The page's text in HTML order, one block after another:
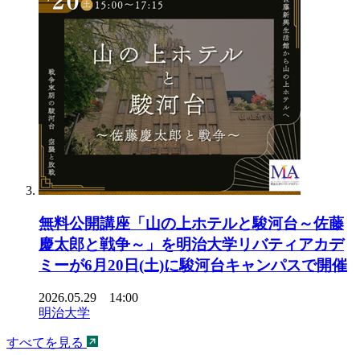
無料公開講座「山の上ホテルと駿河台～佐藤
慶太郎と戦争～」を明治大学リバティアカデ
ミーが6月20日(土)に駿河台キャンパスで開催
2026.05.29 14:00
明治大学
すべてを見る